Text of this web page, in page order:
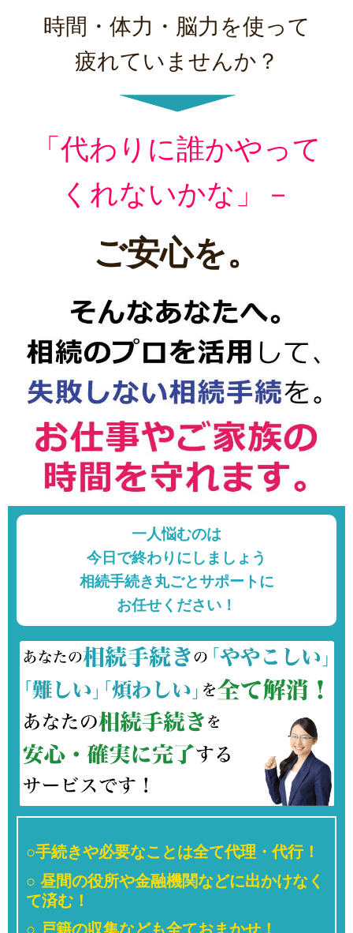
時間・体力・脳力を使って
疲れていませんか？
「代わりに誰かやって
くれないかな」－
ご安心を。
一人悩むのは
今日で終わりにしましょう
相続手続き丸ごとサポートに
お任せください！
○手続きや必要なことは全て代理・代行！
○昼間の役所や金融機関などに出かけなく
て済む！
○ 戸籍の収集なども全ておまかせ！